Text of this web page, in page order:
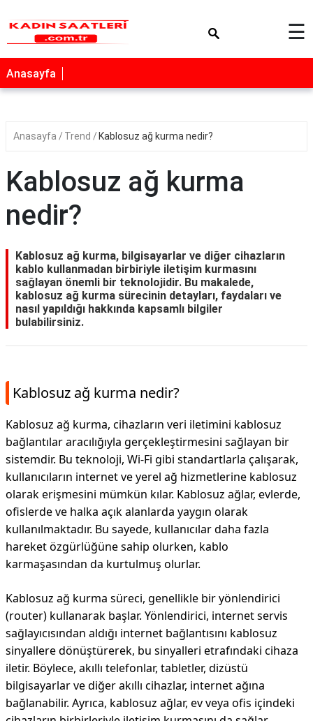
☰
Anasayfa
Anasayfa Trend Kablosuz ağ kurma nedir?
Kablosuz ağ kurma
nedir?
Kablosuz ağ kurma, bilgisayarlar ve diğer cihazların
kablo kullanmadan birbiriyle iletişim kurmasını
sağlayan önemli bir teknolojidir. Bu makalede,
kablosuz ağ kurma sürecinin detayları, faydaları ve
nasıl yapıldığı hakkında kapsamlı bilgiler
bulabilirsiniz.
Kablosuz ağ kurma nedir?
Kablosuz ağ kurma, cihazların veri iletimini kablosuz
bağlantılar aracılığıyla gerçekleştirmesini sağlayan bir
sistemdir. Bu teknoloji, Wi-Fi gibi standartlarla çalışarak,
kullanıcıların internet ve yerel ağ hizmetlerine kablosuz
olarak erişmesini mümkün kılar. Kablosuz ağlar, evlerde,
ofislerde ve halka açık alanlarda yaygın olarak
kullanılmaktadır. Bu sayede, kullanıcılar daha fazla
hareket özgürlüğüne sahip olurken, kablo
karmaşasından da kurtulmuş olurlar.
Kablosuz ağ kurma süreci, genellikle bir yönlendirici
(router) kullanarak başlar. Yönlendirici, internet servis
sağlayıcısından aldığı internet bağlantısını kablosuz
sinyallere dönüştürerek, bu sinyalleri etrafındaki cihaza
iletir. Böylece, akıllı telefonlar, tabletler, dizüstü
bilgisayarlar ve diğer akıllı cihazlar, internet ağına
bağlanabilir. Ayrıca, kablosuz ağlar, ev veya ofis içindeki